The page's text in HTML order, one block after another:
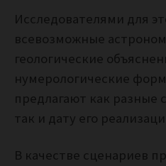
Исследователями для
всевозможные
геологические
нумерологические
предлагают как разные
так и дату его
В качестве сценариев